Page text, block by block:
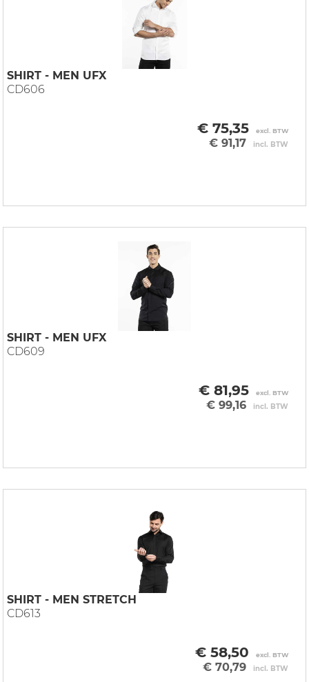
SHIRT - MEN UFX
CD606
€ 75,35 excl. BTW
€ 91,17 incl. BTW
SHIRT - MEN UFX
CD609
€ 81,95 excl. BTW
€ 99,16 incl. BTW
SHIRT - MEN STRETCH
CD613
€ 58,50 excl. BTW
€ 70,79 incl. BTW